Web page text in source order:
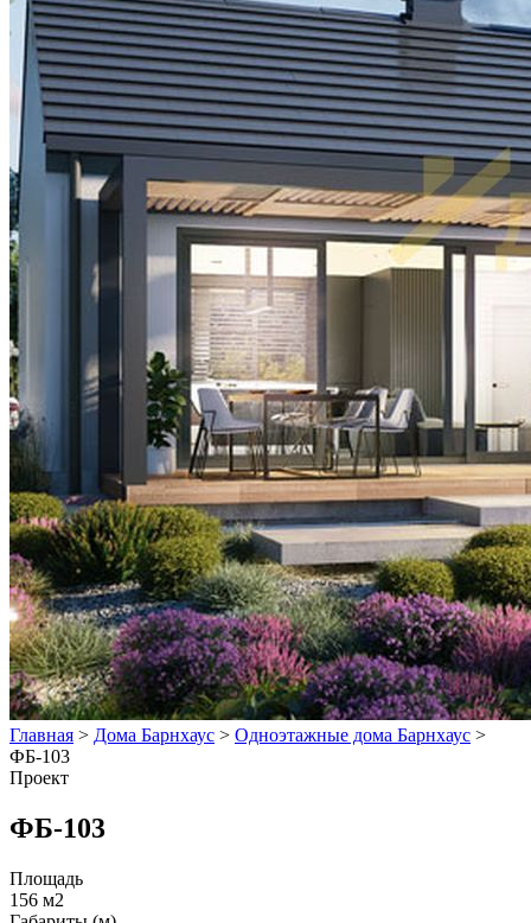
Главная > Дома Барнхаус > Одноэтажные дома Барнхаус >
ФБ-103
Проект
ФБ-103
Площадь
156 м2